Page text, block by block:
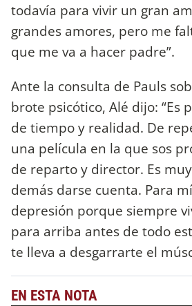
todavía para vivir un gran
grandes amores, pero me
que me va a hacer padre”.
Ante la consulta de Pauls
brote psicótico, Alé dijo: “Es
de tiempo y realidad. De
una película en la que sos
de reparto y director. Es
demás darse cuenta. Para
depresión porque siempre
para arriba antes de todo
te lleva a desgarrarte el
EN ESTA NOTA